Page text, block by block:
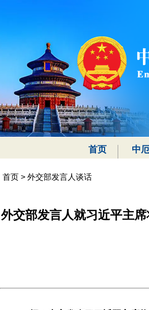
首页 中
首页 > 外交部发言人谈话
外交部发言人就习近平主